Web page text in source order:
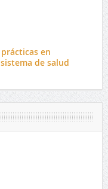
en
de salud